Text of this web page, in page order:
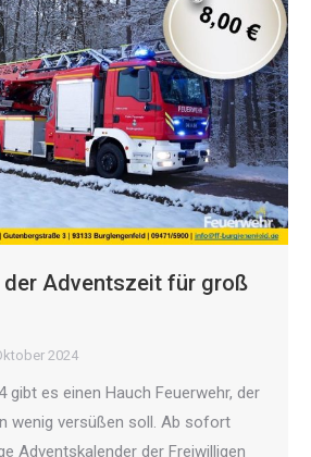
der Adventszeit für groß
2024
gibt es einen Hauch Feuerwehr, der
wenig versüßen soll. Ab sofort
Adventskalender der Freiwilligen